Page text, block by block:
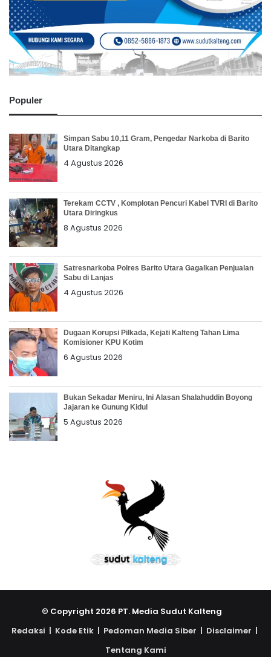
Populer
Simpan Sabu 10,11 Gram, Pengedar Narkoba di Barito
Utara Ditangkap
4 Agustus 2026
Terekam CCTV , Komplotan Pencuri Kabel TVRI di Barito
Utara Diringkus
8 Agustus 2026
Satresnarkoba Polres Barito Utara Gagalkan Penjualan
Sabu di Lanjas
4 Agustus 2026
Dugaan Korupsi Pilkada, Kejati Kalteng Tahan Lima
Komisioner KPU Kotim
6 Agustus 2026
Bukan Sekadar Meniru, Ini Alasan Shalahuddin Boyong
Jajaran ke Gunung Kidul
5 Agustus 2026
© Copyright 2026 PT. Media Sudut Kalteng
Redaksi | Kode Etik | Pedoman Media Siber | Disclaimer |
Tentang Kami